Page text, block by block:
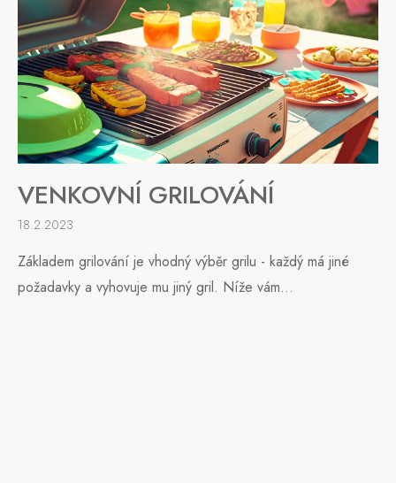
VENKOVNÍ GRILOVÁNÍ
18.2.2023
Základem grilování je vhodný výběr grilu - každý má jiné
požadavky a vyhovuje mu jiný gril. Níže vám...